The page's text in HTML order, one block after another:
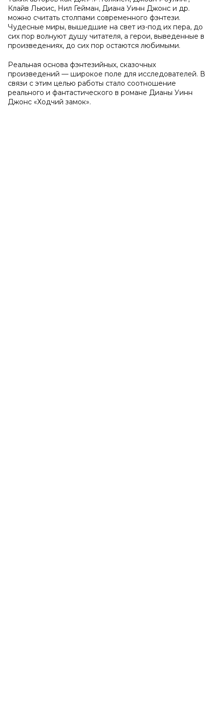
Клайв Льюис, Нил Гейман, Диана Уинн Джонс и др.
можно считать столпами современного фэнтези.
Чудесные миры, вышедшие на свет из-под их пера, до
сих пор волнуют душу читателя, а герои, выведенные в
произведениях, до сих пор остаются любимыми.
Реальная основа фэнтезийных, сказочных
произведений — широкое поле для исследователей. В
связи с этим целью работы стало соотношение
реального и фантастического в романе Дианы Уинн
Джонс «Ходчий замок».